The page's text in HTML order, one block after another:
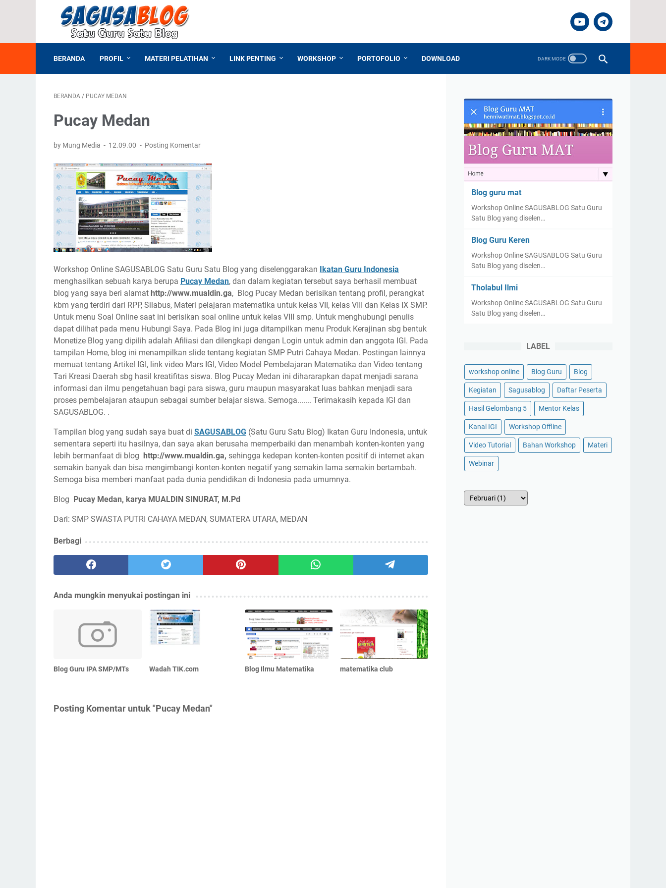
BERANDA PROFIL MATERI PELATIHAN LINK PENTING WORKSHOP PORTOFOLIO DOWNLOAD
BERANDA / PUCAY MEDAN
Pucay Medan
by Mung Media 12.09.00 Posting Komentar
Workshop Online SAGUSABLOG Satu Guru Satu Blog yang diselenggarakan Ikatan Guru Indonesia
menghasilkan sebuah karya berupa Pucay Medan, dan dalam kegiatan tersebut saya berhasil membuat
blog yang saya beri alamat http://www.mualdin.ga, Blog Pucay Medan berisikan tentang profil, perangkat
kbm yang terdiri dari RPP, Silabus, Materi pelajaran matematika untuk kelas VII, kelas VIII dan Kelas IX SMP.
Untuk menu Soal Online saat ini berisikan soal online untuk kelas VIII smp. Untuk menghubungi penulis
dapat dilihat pada menu Hubungi Saya. Pada Blog ini juga ditampilkan menu Produk Kerajinan sbg bentuk
Monetize Blog yang dipilih adalah Afiliasi dan dilengkapi dengan Login untuk admin dan anggota IGI. Pada
tampilan Home, blog ini menampilkan slide tentang kegiatan SMP Putri Cahaya Medan. Postingan lainnya
memuat tentang Artikel IGI, link video Mars IGI, Video Model Pembelajaran Matematika dan Video tentang
Tari Kreasi Daerah sbg hasil kreatifitas siswa. Blog Pucay Medan ini dihararapkan dapat menjadi sarana
informasi dan ilmu pengetahuan bagi para siswa, guru maupun masyarakat luas bahkan menjadi sara
proses pembelajaran ataupun sebagai sumber belajar siswa. Semoga....... Terimakasih kepada IGI dan
SAGUSABLOG. .
Tampilan blog yang sudah saya buat di SAGUSABLOG (Satu Guru Satu Blog) Ikatan Guru Indonesia, untuk
sementara seperti itu hasilnya, dan saya akan berusaha memperbaiki dan menambah konten-konten yang
lebih bermanfaat di blog http://www.mualdin.ga, sehingga kedepan konten-konten positif di internet akan
semakin banyak dan bisa mengimbangi konten-konten negatif yang semakin lama semakin bertambah.
Semoga bisa memberi manfaat pada dunia pendidikan di Indonesia pada umumnya.
Blog Pucay Medan, karya MUALDIN SINURAT, M.Pd
Dari: SMP SWASTA PUTRI CAHAYA MEDAN, SUMATERA UTARA, MEDAN
Berbagi
Anda mungkin menyukai postingan ini
Blog Guru IPA SMP/MTs Wadah TIK.com Blog Ilmu Matematika matematika club
Posting Komentar untuk "Pucay Medan"
Blog guru mat
Workshop Online SAGUSABLOG Satu Guru
Satu Blog yang diselen…
Blog Guru Keren
Workshop Online SAGUSABLOG Satu Guru
Satu Blog yang diselen…
Tholabul Ilmi
Workshop Online SAGUSABLOG Satu Guru
Satu Blog yang diselen…
LABEL
workshop online Blog Guru Blog
Kegiatan Sagusablog Daftar Peserta
Hasil Gelombang 5 Mentor Kelas
Kanal IGI Workshop Offline
Video Tutorial Bahan Workshop Materi
Webinar